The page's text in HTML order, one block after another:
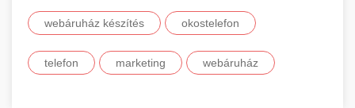
webáruház készítés okostelefon
telefon marketing webáruház